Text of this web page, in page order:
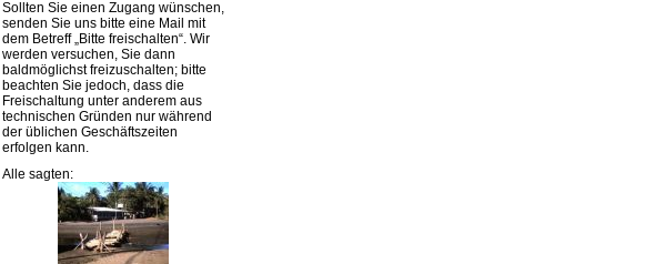
Sollten Sie einen Zugang wünschen,
senden Sie uns bitte eine Mail mit
dem Betreff „Bitte freischalten“. Wir
werden versuchen, Sie dann
baldmöglichst freizuschalten; bitte
beachten Sie jedoch, dass die
Freischaltung unter anderem aus
technischen Gründen nur während
der üblichen Geschäftszeiten
erfolgen kann.
Alle sagten: